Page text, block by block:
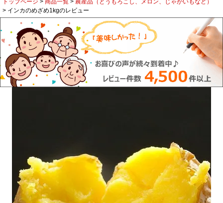
新規会員登録 ログイン
MYページ MYクーポン
ポイント履歴
レビュー投稿 閲覧履歴
当店について
お問合せ
特定商取引法表示 個人情報の取扱い
インカのめざめ1kgのレビュー